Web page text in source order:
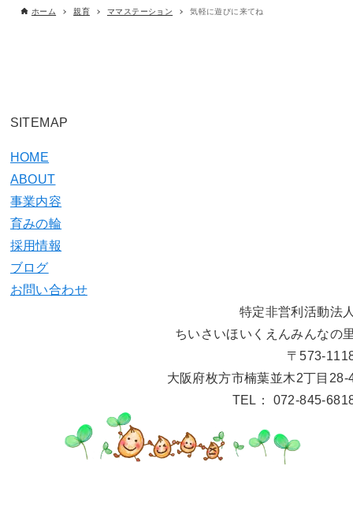
ホーム 親育 ママステーション 気軽に遊びに来てね
SITEMAP
HOME
ABOUT
事業内容
育みの輪
採用情報
ブログ
お問い合わせ
特定非営利活動法
ちいさいほいくえんみんなの
〒573-
大阪府枚方市楠葉並木2丁目28-
TEL： 072-845-